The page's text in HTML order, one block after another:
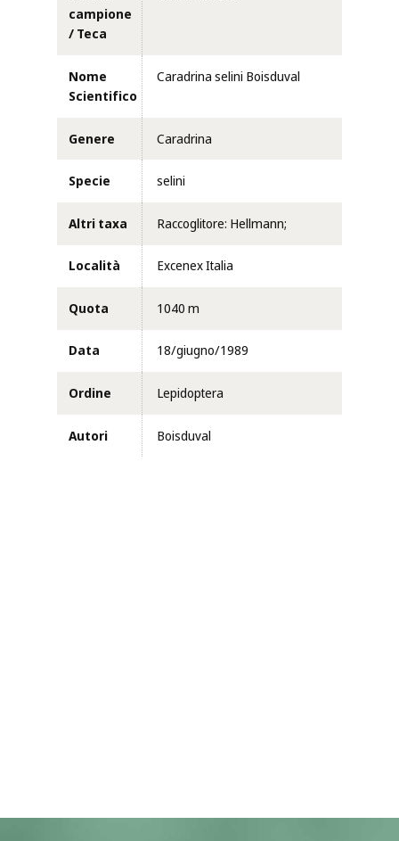
campione
/ Teca
Nome
Scientifico
Caradrina selini Boisduval
Genere Caradrina
Specie selini
Altri taxa Raccoglitore: Hellmann;
Località Excenex Italia
Quota 1040 m
Data 18/giugno/1989
Ordine Lepidoptera
Autori Boisduval